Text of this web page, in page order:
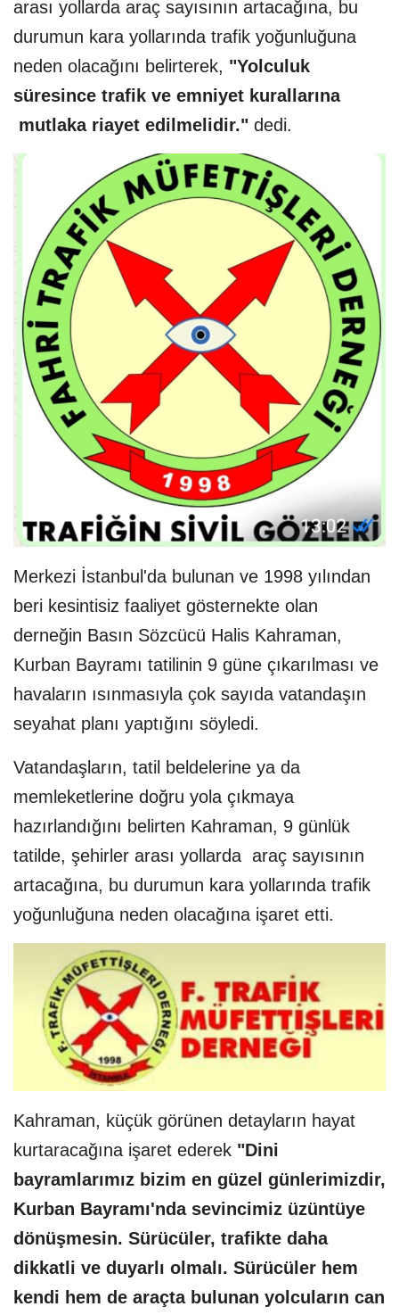
arası yollarda araç sayısının artacağına, bu
durumun kara yollarında trafik yoğunluğuna
neden olacağını belirterek, "Yolculuk
süresince trafik ve emniyet kurallarına
mutlaka riayet edilmelidir." dedi.
Merkezi İstanbul'da bulunan ve 1998 yılından
beri kesintisiz faaliyet gösternekte olan
derneğin Basın Sözcücü Halis Kahraman,
Kurban Bayramı tatilinin 9 güne çıkarılması ve
havaların ısınmasıyla çok sayıda vatandaşın
seyahat planı yaptığını söyledi.
Vatandaşların, tatil beldelerine ya da
memleketlerine doğru yola çıkmaya
hazırlandığını belirten Kahraman, 9 günlük
tatilde, şehirler arası yollarda araç sayısının
artacağına, bu durumun kara yollarında trafik
yoğunluğuna neden olacağına işaret etti.
Kahraman, küçük görünen detayların hayat
kurtaracağına işaret ederek "Dini
bayramlarımız bizim en güzel günlerimizdir,
Kurban Bayramı'nda sevincimiz üzüntüye
dönüşmesin. Sürücüler, trafikte daha
dikkatli ve duyarlı olmalı. Sürücüler hem
kendi hem de araçta bulunan yolcuların can